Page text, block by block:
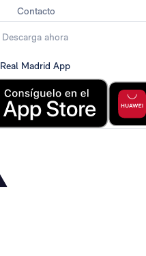
Contacto
Descarga ahora
Real Madrid App